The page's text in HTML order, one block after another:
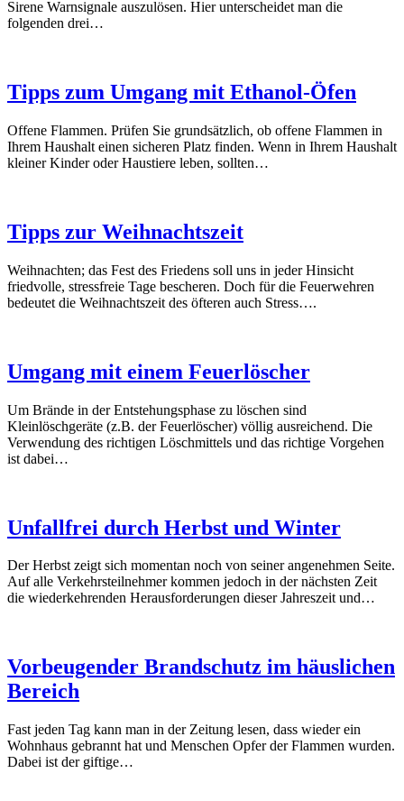
Sirene Warnsignale auszulösen. Hier unterscheidet man die
folgenden drei…
Tipps zum Umgang mit Ethanol-Öfen
Offene Flammen. Prüfen Sie grundsätzlich, ob offene Flammen in
Ihrem Haushalt einen sicheren Platz finden. Wenn in Ihrem Haushalt
kleiner Kinder oder Haustiere leben, sollten…
Tipps zur Weihnachtszeit
Weihnachten; das Fest des Friedens soll uns in jeder Hinsicht
friedvolle, stressfreie Tage bescheren. Doch für die Feuerwehren
bedeutet die Weihnachtszeit des öfteren auch Stress….
Umgang mit einem Feuerlöscher
Um Brände in der Entstehungsphase zu löschen sind
Kleinlöschgeräte (z.B. der Feuerlöscher) völlig ausreichend. Die
Verwendung des richtigen Löschmittels und das richtige Vorgehen
ist dabei…
Unfallfrei durch Herbst und Winter
Der Herbst zeigt sich momentan noch von seiner angenehmen Seite.
Auf alle Verkehrsteilnehmer kommen jedoch in der nächsten Zeit
die wiederkehrenden Herausforderungen dieser Jahreszeit und…
Vorbeugender Brandschutz im häuslichen
Bereich
Fast jeden Tag kann man in der Zeitung lesen, dass wieder ein
Wohnhaus gebrannt hat und Menschen Opfer der Flammen wurden.
Dabei ist der giftige…